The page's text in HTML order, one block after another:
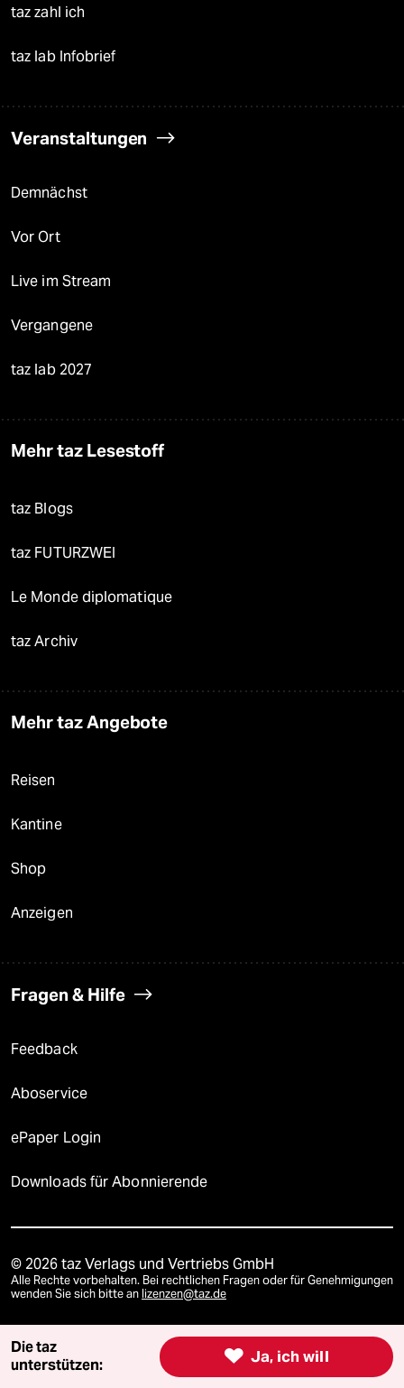
taz zahl ich
taz lab Infobrief
Veranstaltungen
Demnächst
Vor Ort
Live im Stream
Vergangene
taz lab 2027
Mehr taz Lesestoff
taz Blogs
taz FUTURZWEI
Le Monde diplomatique
taz Archiv
Mehr taz Angebote
Reisen
Kantine
Shop
Anzeigen
Fragen & Hilfe
Feedback
Aboservice
ePaper Login
Downloads für Abonnierende
© 2026 taz Verlags und Vertriebs GmbH
Alle Rechte vorbehalten. Bei rechtlichen Fragen oder für Genehmigungen
wenden Sie sich bitte an lizenzen@taz.de
Feedback Redaktionsstatut Kommune-Richtlinien
 Ja, ich will
Die taz
unterstützen: